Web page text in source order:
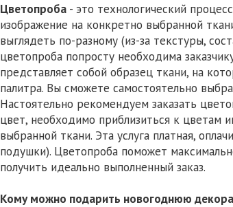
Цветопроба - это технологический
изображение на конкретно выбранной
выглядеть по-разному (из-за текстуры,
цветопроба попросту необходима
представляет собой образец ткани, на
палитра. Вы сможете самостоятельно
Настоятельно рекомендуем заказать
цвет, необходимо приблизиться к цветам
выбранной ткани. Эта услуга платная,
подушки). Цветопроба поможет
получить идеально выполненный заказ.
Кому можно подарить новогоднюю